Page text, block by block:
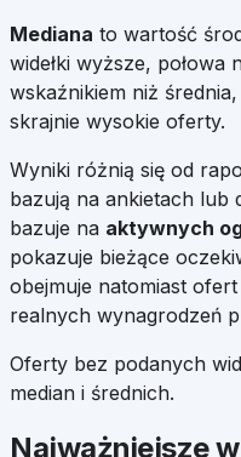
Mediana to wartość
widełki wyższe, połowa
wskaźnikiem niż
skrajnie wysokie oferty.
Wyniki różnią się od
bazują na ankietach
bazuje na aktywnych
pokazuje bieżące
obejmuje natomiast
realnych wynagrodzeń
Oferty bez podanych
median i średnich.
Najważniejsze